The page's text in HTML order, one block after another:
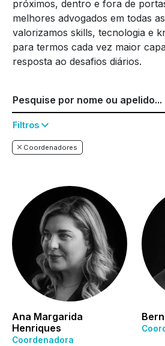
próximos, dentro e fora de
melhores advogados em todas
valorizamos skills, tecnologia e
para termos cada vez maior
resposta ao desafios diários.
Filtros
Coordenadores
Ana Margarida
Henriques
Coordenadora